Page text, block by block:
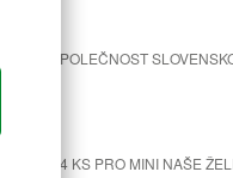
SPOLEČNOST
- 4 KS PRO MINI NAŠE